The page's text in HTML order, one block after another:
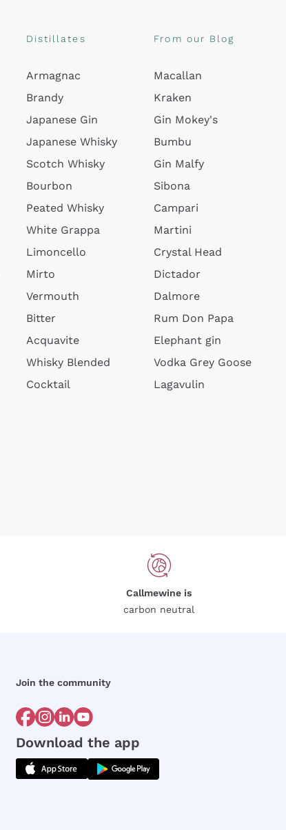
Distillates
Armagnac
Brandy
Japanese Gin
Japanese Whisky
Scotch Whisky
Bourbon
Peated Whisky
White Grappa
Limoncello
Mirto
Vermouth
Bitter
Acquavite
Whisky Blended
Cocktail
From our Blog
Macallan
Kraken
Gin Mokey's
Bumbu
Gin Malfy
Sibona
Campari
Martini
Crystal Head
Dictador
Dalmore
Rum Don Papa
Elephant gin
Vodka Grey Goose
Lagavulin
Callmewine is
carbon neutral
Join the community
Download the app